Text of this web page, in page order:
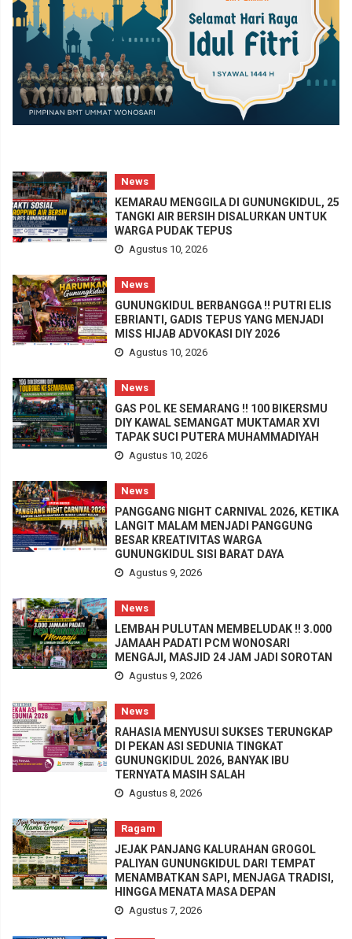
News
KEMARAU MENGGILA DI GUNUNGKIDUL, 25
TANGKI AIR BERSIH DISALURKAN UNTUK
WARGA PUDAK TEPUS
Agustus 10, 2026
News
GUNUNGKIDUL BERBANGGA !! PUTRI ELIS
EBRIANTI, GADIS TEPUS YANG MENJADI
MISS HIJAB ADVOKASI DIY 2026
Agustus 10, 2026
News
GAS POL KE SEMARANG !! 100 BIKERSMU
DIY KAWAL SEMANGAT MUKTAMAR XVI
TAPAK SUCI PUTERA MUHAMMADIYAH
Agustus 10, 2026
News
PANGGANG NIGHT CARNIVAL 2026, KETIKA
LANGIT MALAM MENJADI PANGGUNG
BESAR KREATIVITAS WARGA
GUNUNGKIDUL SISI BARAT DAYA
Agustus 9, 2026
News
LEMBAH PULUTAN MEMBELUDAK !! 3.000
JAMAAH PADATI PCM WONOSARI
MENGAJI, MASJID 24 JAM JADI SOROTAN
Agustus 9, 2026
News
RAHASIA MENYUSUI SUKSES TERUNGKAP
DI PEKAN ASI SEDUNIA TINGKAT
GUNUNGKIDUL 2026, BANYAK IBU
TERNYATA MASIH SALAH
Agustus 8, 2026
Ragam
JEJAK PANJANG KALURAHAN GROGOL
PALIYAN GUNUNGKIDUL DARI TEMPAT
MENAMBATKAN SAPI, MENJAGA TRADISI,
HINGGA MENATA MASA DEPAN
Agustus 7, 2026